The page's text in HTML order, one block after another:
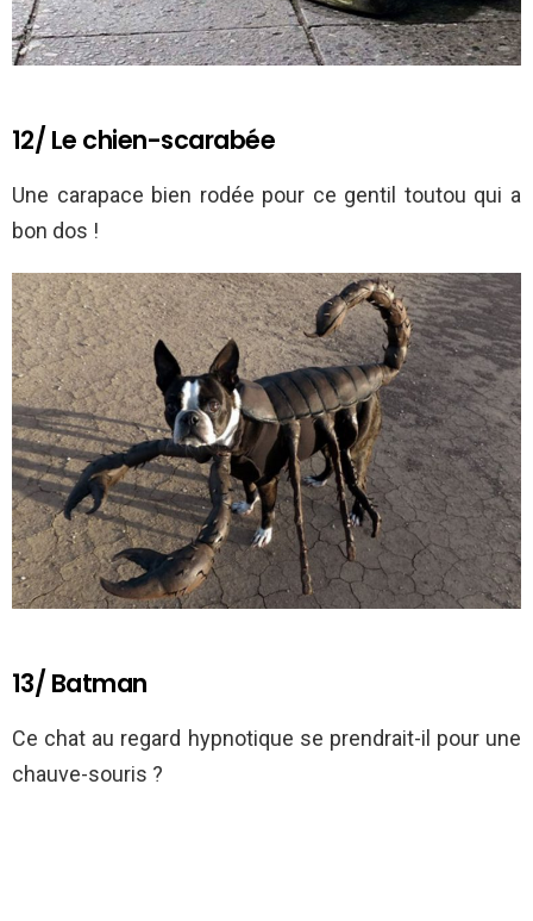
12/ Le chien-scarabée
Une carapace bien rodée pour ce gentil toutou qui a
bon dos !
13/ Batman
Ce chat au regard hypnotique se prendrait-il pour une
chauve-souris ?